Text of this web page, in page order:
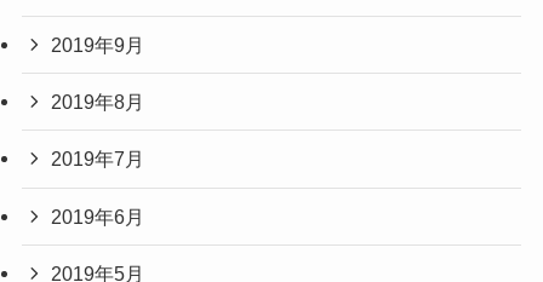
2019年9月
2019年8月
2019年7月
2019年6月
2019年5月